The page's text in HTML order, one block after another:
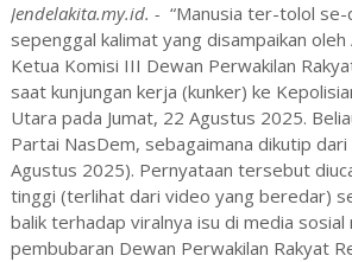
Jendelakita.my.id. - “Manusia ter-tolol se-
sepenggal kalimat yang disampaikan oleh
Ketua Komisi III Dewan Perwakilan
saat kunjungan kerja (kunker) ke
Utara pada Jumat, 22 Agustus 2025.
Partai NasDem, sebagaimana dikutip dari
Agustus 2025). Pernyataan tersebut
tinggi (terlihat dari video yang beredar)
balik terhadap viralnya isu di media sosial
pembubaran Dewan Perwakilan Rakyat